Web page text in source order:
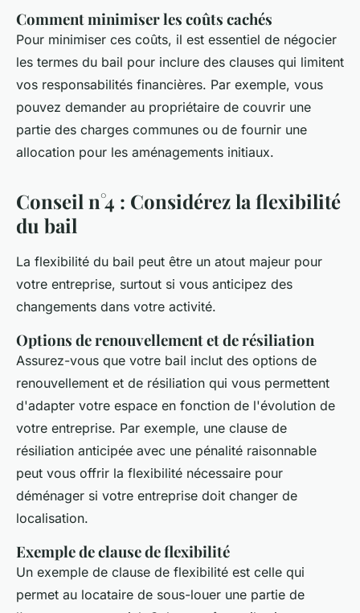
Comment minimiser les coûts cachés
Pour minimiser ces coûts, il est essentiel de négocier
les termes du bail pour inclure des clauses qui limitent
vos responsabilités financières. Par exemple, vous
pouvez demander au propriétaire de couvrir une
partie des charges communes ou de fournir une
allocation pour les aménagements initiaux.
Conseil n°4 : Considérez la flexibilité
du bail
La flexibilité du bail peut être un atout majeur pour
votre entreprise, surtout si vous anticipez des
changements dans votre activité.
Options de renouvellement et de résiliation
Assurez-vous que votre bail inclut des options de
renouvellement et de résiliation qui vous permettent
d'adapter votre espace en fonction de l'évolution de
votre entreprise. Par exemple, une clause de
résiliation anticipée avec une pénalité raisonnable
peut vous offrir la flexibilité nécessaire pour
déménager si votre entreprise doit changer de
localisation.
Exemple de clause de flexibilité
Un exemple de clause de flexibilité est celle qui
permet au locataire de sous-louer une partie de